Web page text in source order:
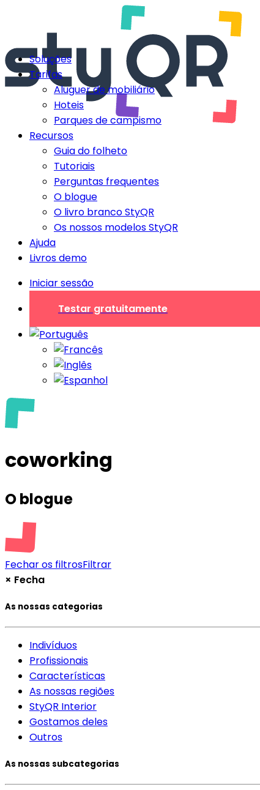
Soluções
Tarifas
Aluguer de mobiliário
Hoteis
Parques de campismo
Recursos
Guia do folheto
Tutoriais
Perguntas frequentes
O blogue
O livro branco StyQR
Os nossos modelos StyQR
Ajuda
Livros demo
Iniciar sessão
Testar gratuitamente
coworking
O blogue
Fechar os filtrosFiltrar
× Fecha
As nossas categorias
Indivíduos
Profissionais
Características
As nossas regiões
StyQR Interior
Gostamos deles
Outros
As nossas subcategorias